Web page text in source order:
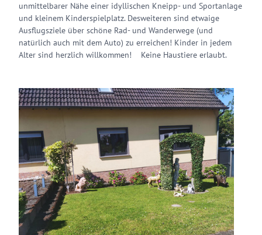
unmittelbarer Nähe einer idyllischen Kneipp- und Sportanlage
und kleinem Kinderspielplatz. Desweiteren sind etwaige
Ausflugsziele über schöne Rad- und Wanderwege (und
natürlich auch mit dem Auto) zu erreichen! Kinder in jedem
Alter sind herzlich willkommen! Keine Haustiere erlaubt.